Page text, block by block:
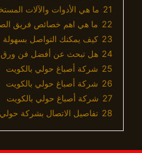
21 ما هي الأدوات والآلات
22 ما هي اهم خصائص فريق
23 كيف يمكنك التواصل بسهولة
24 هل تبحث عن أفضل فن ورق
25 شركة أصباغ حولي بالكويت
26 شركة أصباغ حولي بالكويت
27 شركة أصباغ حولي بالكويت
28 تفاصيل الاتصال بشركة